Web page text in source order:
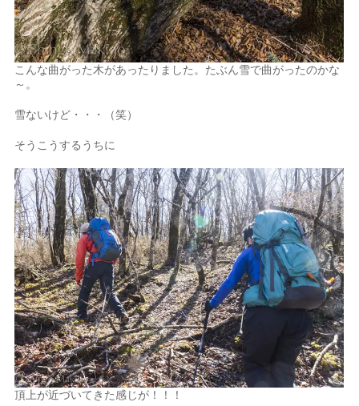
こんな曲がった木があったりました。たぶん雪で曲がったのかな
～。
雪ないけど・・・（笑）
そうこうするうちに
頂上が近づいてきた感じが！！！